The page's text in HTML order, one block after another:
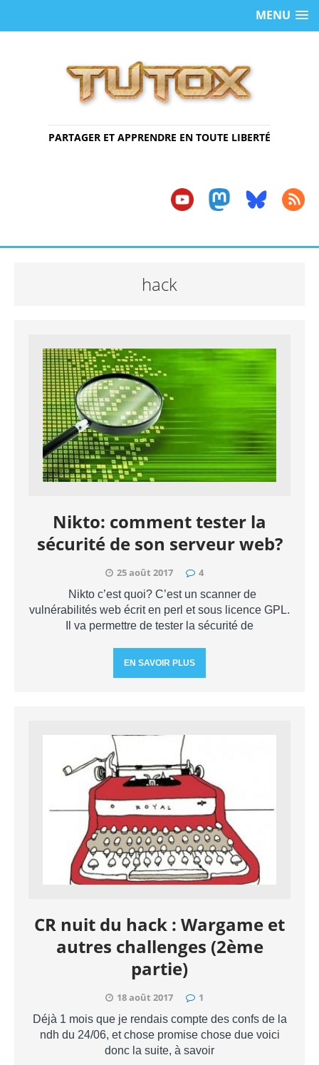
MENU
PARTAGER ET APPRENDRE EN TOUTE LIBERTÉ
hack
Nikto: comment tester la
sécurité de son serveur web?
25 août 2017 4
Nikto c’est quoi? C’est un scanner de
vulnérabilités web écrit en perl et sous licence GPL.
Il va permettre de tester la sécurité de
EN SAVOIR PLUS
CR nuit du hack : Wargame et
autres challenges (2ème
partie)
18 août 2017 1
Déjà 1 mois que je rendais compte des confs de la
ndh du 24/06, et chose promise chose due voici
donc la suite, à savoir